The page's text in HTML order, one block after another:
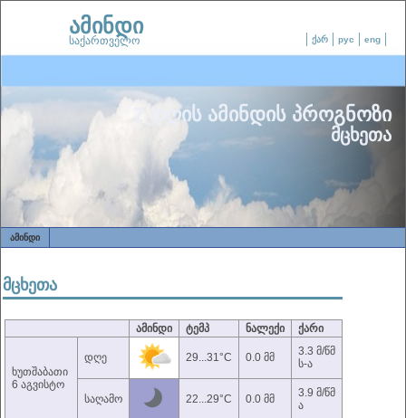
ქარ рус eng
ამინდი
საქართველო
7 დღის ამინდის პროგნოზი
მცხეთა
ᲐᲛᲘᲜᲓᲘ
მცხეთა
ამინდი ტემპ ნალექი ქარი
ხუთშაბათი
6 აგვისტო
დღე 29...31°C 0.0 მმ
3.3 მ/წმ
ს-ა
საღამო 22...29°C 0.0 მმ
3.9 მ/წმ
ა